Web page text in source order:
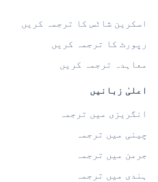
اسکرین شاٹس کا ترجمہ کریں
رپورٹ کا ترجمہ کریں
معاہدہ ترجمہ کریں
اعلیٰ زبانیں
انگریزی میں ترجمہ
چینی میں ترجمہ
جرمن میں ترجمہ
ہندی میں ترجمہ